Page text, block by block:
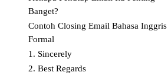
Banget?
Contoh Closing Email Bahasa Inggris
Formal
1. Sincerely
2. Best Regards